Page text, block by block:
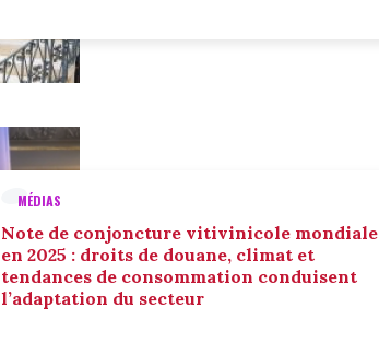
MÉDIAS
Note de conjoncture vitivinicole mondiale
en 2025 : droits de douane, climat et
tendances de consommation conduisent
l’adaptation du secteur